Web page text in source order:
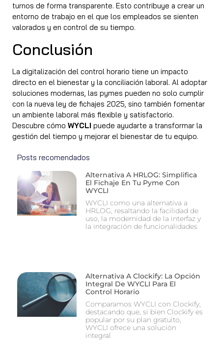
turnos de forma transparente. Esto contribuye a crear un
entorno de trabajo en el que los empleados se sienten
valorados y en control de su tiempo.
Conclusión
La digitalización del control horario tiene un impacto
directo en el bienestar y la conciliación laboral. Al adoptar
soluciones modernas, las pymes pueden no solo cumplir
con la nueva ley de fichajes 2025, sino también fomentar
un ambiente laboral más flexible y satisfactorio.
Descubre cómo WYCLI puede ayudarte a transformar la
gestión del tiempo y mejorar el bienestar de tu equipo.
Posts recomendados
Alternativa A HRLOG: Simplifica
El Fichaje En Tu Pyme Con
WYCLI
WYCLI como una alternativa a
HRLOG, resaltando la facilidad de
uso, la modernidad de la interfaz y
la integración de funcionalidades
Alternativa A Clockify: La Opción
Integral De WYCLI Para El
Control Horario
Comparamos WYCLI con Clockify,
destacando que, si bien Clockify es
popular por su plan gratuito,
WYCLI ofrece una solución
integral